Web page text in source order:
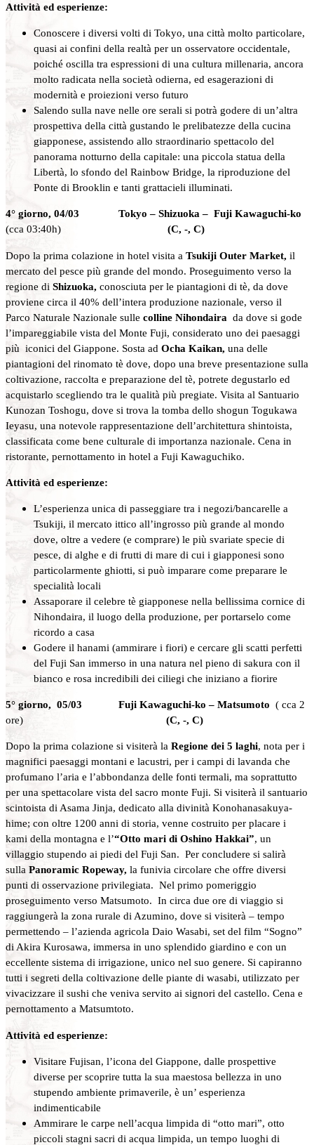
Attività ed esperienze:
Conoscere i diversi volti di Tokyo, una città molto particolare,
quasi ai confini della realtà per un osservatore occidentale,
poiché oscilla tra espressioni di una cultura millenaria, ancora
molto radicata nella società odierna, ed esagerazioni di
modernità e proiezioni verso futuro
Salendo sulla nave nelle ore serali si potrà godere di un’altra
prospettiva della città gustando le prelibatezze della cucina
giapponese, assistendo allo straordinario spettacolo del
panorama notturno della capitale: una piccola statua della
Libertà, lo sfondo del Rainbow Bridge, la riproduzione del
Ponte di Brooklin e tanti grattacieli illuminati.
4° giorno, 04/03 Tokyo – Shizuoka – Fuji Kawaguchi-ko
(cca 03:40h) (C, -, C)
Dopo la prima colazione in hotel visita a Tsukiji Outer Market, il
mercato del pesce più grande del mondo. Proseguimento verso la
regione di Shizuoka, conosciuta per le piantagioni di tè, da dove
proviene circa il 40% dell’intera produzione nazionale, verso il
Parco Naturale Nazionale sulle colline Nihondaira da dove si gode
l’impareggiabile vista del Monte Fuji, considerato uno dei paesaggi
più iconici del Giappone. Sosta ad Ocha Kaikan, una delle
piantagioni del rinomato tè dove, dopo una breve presentazione sulla
coltivazione, raccolta e preparazione del tè, potrete degustarlo ed
acquistarlo scegliendo tra le qualità più pregiate. Visita al Santuario
Kunozan Toshogu, dove si trova la tomba dello shogun Togukawa
Ieyasu, una notevole rappresentazione dell’architettura shintoista,
classificata come bene culturale di importanza nazionale. Cena in
ristorante, pernottamento in hotel a Fuji Kawaguchiko.
Attività ed esperienze:
L’esperienza unica di passeggiare tra i negozi/bancarelle a
Tsukiji, il mercato ittico all’ingrosso più grande al mondo
dove, oltre a vedere (e comprare) le più svariate specie di
pesce, di alghe e di frutti di mare di cui i giapponesi sono
particolarmente ghiotti, si può imparare come preparare le
specialità locali
Assaporare il celebre tè giapponese nella bellissima cornice di
Nihondaira, il luogo della produzione, per portarselo come
ricordo a casa
Godere il hanami (ammirare i fiori) e cercare gli scatti perfetti
del Fuji San immerso in una natura nel pieno di sakura con il
bianco e rosa incredibili dei ciliegi che iniziano a fiorire
5° giorno, 05/03 Fuji Kawaguchi-ko – Matsumoto ( cca 2
ore) (C, -, C)
Dopo la prima colazione si visiterà la Regione dei 5 laghi, nota per i
magnifici paesaggi montani e lacustri, per i campi di lavanda che
profumano l’aria e l’abbondanza delle fonti termali, ma soprattutto
per una spettacolare vista del sacro monte Fuji. Si visiterà il santuario
scintoista di Asama Jinja, dedicato alla divinità Konohanasakuya-
hime; con oltre 1200 anni di storia, venne costruito per placare i
kami della montagna e l’“Otto mari di Oshino Hakkai”, un
villaggio stupendo ai piedi del Fuji San. Per concludere si salirà
sulla Panoramic Ropeway, la funivia circolare che offre diversi
punti di osservazione privilegiata. Nel primo pomeriggio
proseguimento verso Matsumoto. In circa due ore di viaggio si
raggiungerà la zona rurale di Azumino, dove si visiterà – tempo
permettendo – l’azienda agricola Daio Wasabi, set del film “Sogno”
di Akira Kurosawa, immersa in uno splendido giardino e con un
eccellente sistema di irrigazione, unico nel suo genere. Si capiranno
tutti i segreti della coltivazione delle piante di wasabi, utilizzato per
vivacizzare il sushi che veniva servito ai signori del castello. Cena e
pernottamento a Matsumtoto.
Attività ed esperienze:
Visitare Fujisan, l’icona del Giappone, dalle prospettive
diverse per scoprire tutta la sua maestosa bellezza in uno
stupendo ambiente primaverile, è un’ esperienza
indimenticabile
Ammirare le carpe nell’acqua limpida di “otto mari”, otto
piccoli stagni sacri di acqua limpida, un tempo luoghi di